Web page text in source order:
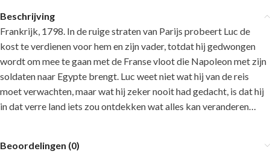
Beschrijving
Frankrijk, 1798. In de ruige straten van Parijs probeert Luc de
kost te verdienen voor hem en zijn vader, totdat hij gedwongen
wordt om mee te gaan met de Franse vloot die Napoleon met zijn
soldaten naar Egypte brengt. Luc weet niet wat hij van de reis
moet verwachten, maar wat hij zeker nooit had gedacht, is dat hij
in dat verre land iets zou ontdekken wat alles kan veranderen…
Beoordelingen (0)